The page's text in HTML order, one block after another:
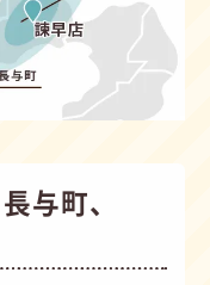
与町、